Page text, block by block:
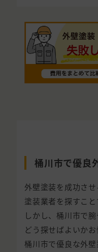
桶川市で優良
外壁塗装を成功さ
塗装業者を探すこと
しかし、桶川市で
どう探せばよいか
桶川市で優良な外